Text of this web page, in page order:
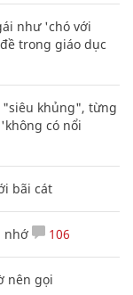
như 'chó với
trong giáo dục
"siêu khủng", từng
có nổi
bãi cát
nhớ 106
nên gọi